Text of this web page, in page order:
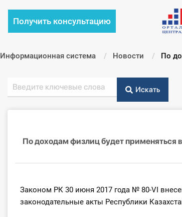
Получить консультацию
Информационная система Новости По
Искать
По доходам физлиц будет применяться
Законом РК 30 июня 2017 года № 80-VI
законодательные акты Республики